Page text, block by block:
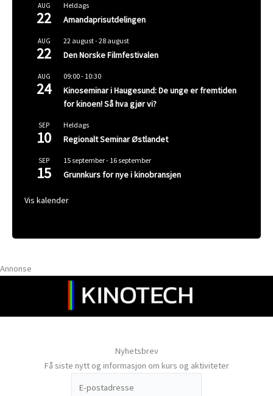
AUG
22
Heldags
Amandaprisutdelingen
AUG
22
22 august-28 august
Den Norske Filmfestivalen
AUG
24
09:00- 10:30
Kinoseminar i Haugesund: De unge er fremtiden
for kinoen! Så hva gjør vi?
SEP
10
Heldags
Regionalt Seminar Østlandet
SEP
15
15 september- 16 september
Grunnkurs for nye i kinobransjen
Vis kalender
Annonse
Nyhetsbrev
Få siste nytt og informasjon om kurs og aktiviteter